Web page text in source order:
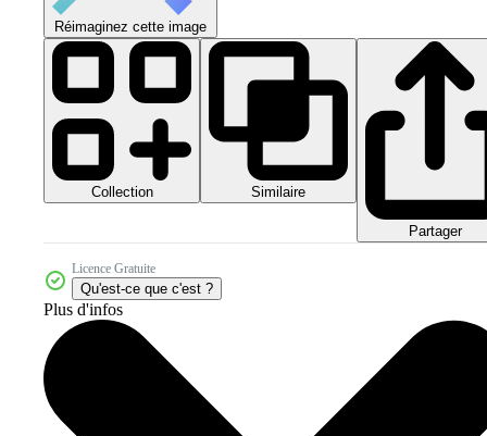
Réimaginez cette image
Collection Similaire
Partager
Licence Gratuite
Qu'est-ce que c'est ?
Plus d'infos